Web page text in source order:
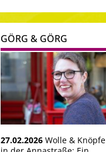
GÖRG & GÖRG
27.02.2026 Wolle & Knöpfe